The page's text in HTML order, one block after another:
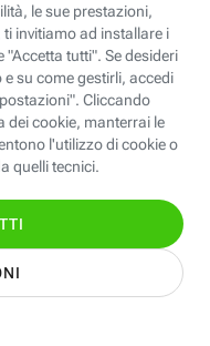
corrispondenti
(impostata da
Identifica se
ricontrollare
corrispondenti
(impostata da
pagine
Identifica la
banner
Identifica la